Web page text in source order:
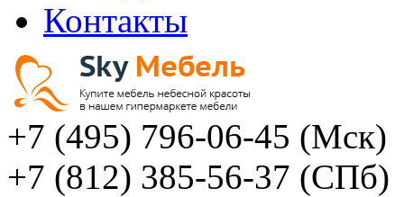
Контакты
+7 (495) 796-06-45 (Мск)
+7 (812) 385-56-37 (СПб)